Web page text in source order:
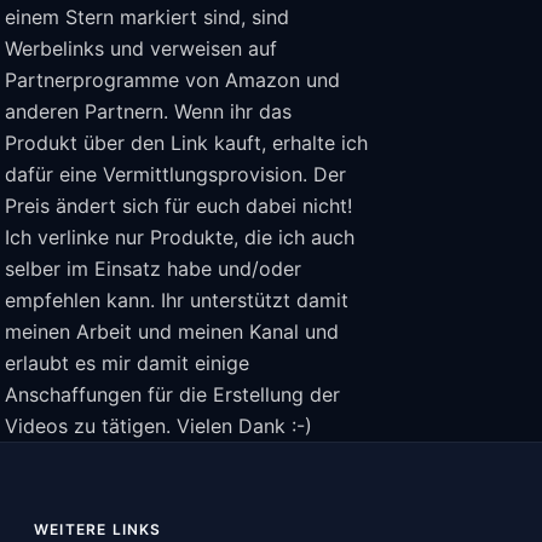
einem Stern markiert sind, sind
Werbelinks und verweisen auf
Partnerprogramme von Amazon und
anderen Partnern. Wenn ihr das
Produkt über den Link kauft, erhalte ich
dafür eine Vermittlungsprovision. Der
Preis ändert sich für euch dabei nicht!
Ich verlinke nur Produkte, die ich auch
selber im Einsatz habe und/oder
empfehlen kann. Ihr unterstützt damit
meinen Arbeit und meinen Kanal und
erlaubt es mir damit einige
Anschaffungen für die Erstellung der
Videos zu tätigen. Vielen Dank :-)
WEITERE LINKS